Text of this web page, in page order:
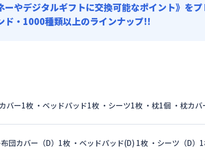
ーやデジタルギフトに交換可能なポイント》を
ド・1000種類以上のラインナップ!!
バー1枚 ・ベッドパッド1枚 ・シーツ1枚 ・枕1個 ・枕カ
団カバー（D）1枚 ・ベッドパッド(D) 1枚 ・シーツ（D）